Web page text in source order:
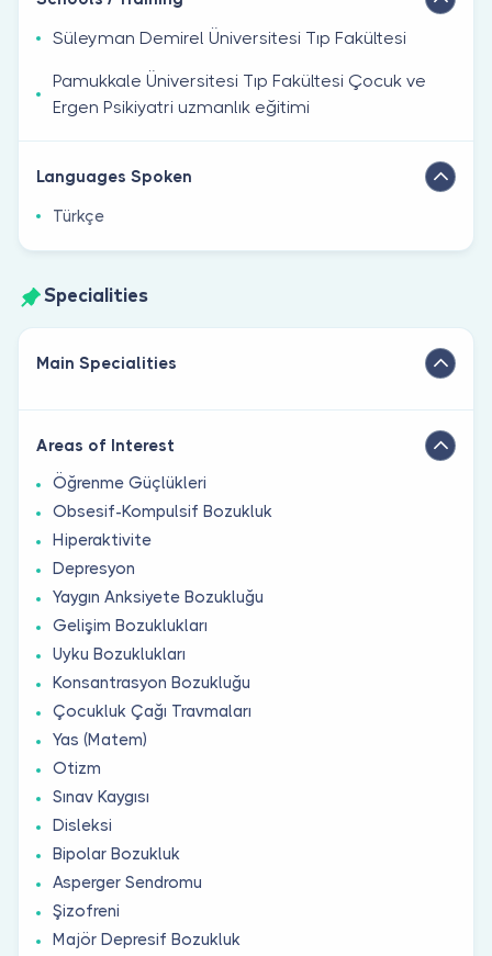
Süleyman Demirel Üniversitesi Tıp Fakültesi
Pamukkale Üniversitesi Tıp Fakültesi Çocuk ve
Ergen Psikiyatri uzmanlık eğitimi
Languages Spoken
Türkçe
Specialities
Main Specialities
Areas of Interest
Öğrenme Güçlükleri
Obsesif-Kompulsif Bozukluk
Hiperaktivite
Depresyon
Yaygın Anksiyete Bozukluğu
Gelişim Bozuklukları
Uyku Bozuklukları
Konsantrasyon Bozukluğu
Çocukluk Çağı Travmaları
Yas (Matem)
Otizm
Sınav Kaygısı
Disleksi
Bipolar Bozukluk
Asperger Sendromu
Şizofreni
Majör Depresif Bozukluk